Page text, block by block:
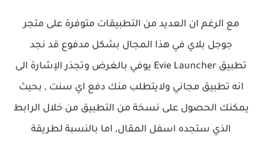
مع الرغم ان العديد من التطبيقات متوفرة على متجر
جوجل بلاي في هذا المجال بشكل مدفوع قد نجد
تطبيق Evie Launcher‏ يوفي بالغرض وتجذر الإشارة الى
انه تطبيق مجاني ولايتطلب منك دفع اي سنت , بحيث
يمكنك الحصول على نسخة من التطبيق من خلال الرابط
الذي ستجده اسفل المقال, اما بالنسبة لطريقة